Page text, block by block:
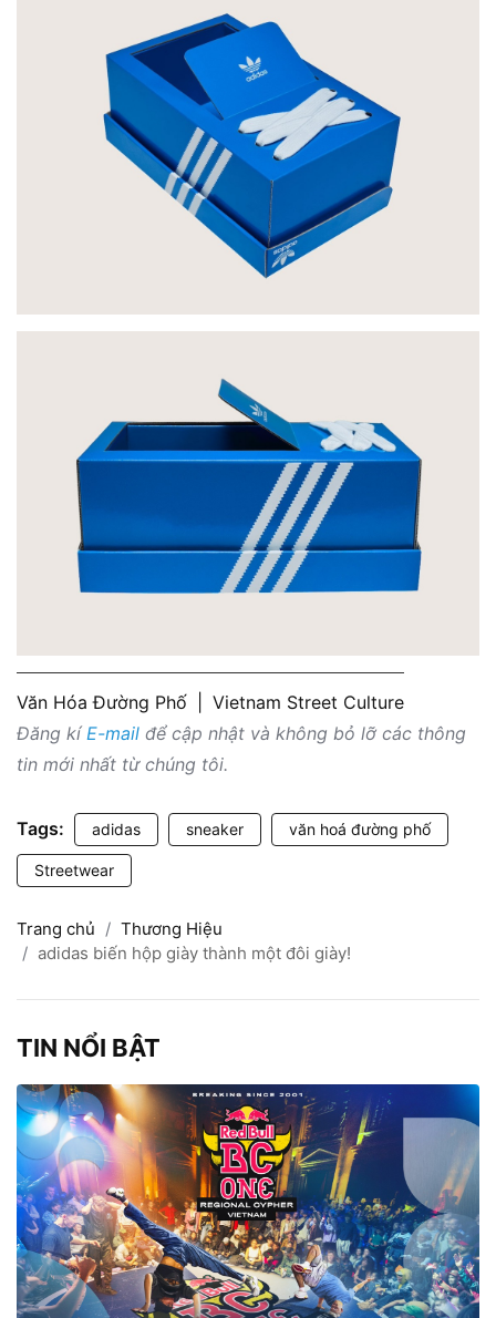
Văn Hóa Đường Phố
Vietnam Street Culture
Đăng kí E-mail để cập nhật và không bỏ lỡ các thông
tin mới nhất từ chúng tôi.
Tags: adidas sneaker văn hoá đường phố
Streetwear
Trang chủ
Thương Hiệu
adidas biến hộp giày thành một đôi giày!
TIN NỔI BẬT